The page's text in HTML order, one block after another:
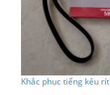
Khắc phục tiếng kêu